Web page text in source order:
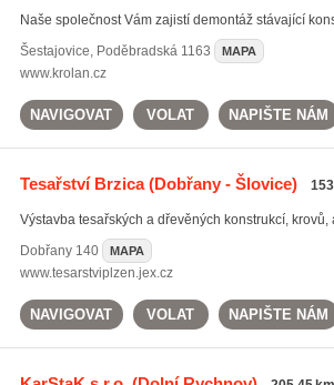
Naše společnost Vám zajistí demontáž stávající
Šestajovice, Poděbradská 1163 MAPA
www.krolan.cz
NAVIGOVAT VOLAT NAPIŠTE NÁM
Tesařství Brzica(Dobřany - Šlovice)
Výstavba tesařských a dřevěných konstrukcí, krovů,
Dobřany140 MAPA
www.tesarstviplzen.jex.cz
NAVIGOVAT VOLAT NAPIŠTE NÁM